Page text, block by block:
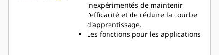
inexpérimentés de maintenir
l'efficacité et de réduire la courbe
d'apprentissage.
Les fonctions pour les applications